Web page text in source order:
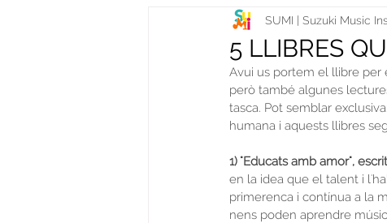
5 LLIBRES
SUMI | Suzuki Music
Avui us portem el llibre per
però també algunes
tasca. Pot semblar
humana i aquests llibres
1) "Educats amb amor",
en la idea que el talent i
primerenca i contínua a la
nens poden aprendre